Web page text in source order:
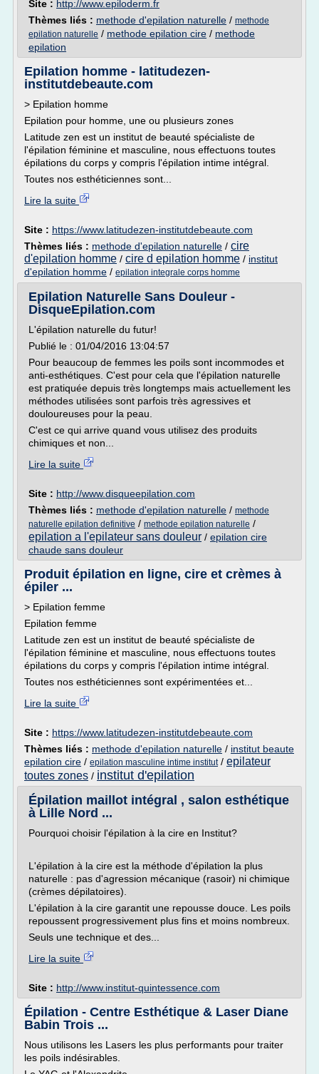
Site : http://www.epiloderm.fr
Thèmes liés : methode d'epilation naturelle / methode
epilation naturelle / methode epilation cire / methode
epilation
Epilation homme - latitudezen-
institutdebeaute.com
> Epilation homme
Epilation pour homme, une ou plusieurs zones
Latitude zen est un institut de beauté spécialiste de
l'épilation féminine et masculine, nous effectuons toutes
épilations du corps y compris l'épilation intime intégral.
Toutes nos esthéticiennes sont...
Lire la suite
Site : https://www.latitudezen-institutdebeaute.com
Thèmes liés : methode d'epilation naturelle / cire
d'epilation homme / cire d epilation homme / institut
d'epilation homme / epilation integrale corps homme
Epilation Naturelle Sans Douleur -
DisqueEpilation.com
L'épilation naturelle du futur!
Publié le : 01/04/2016 13:04:57
Pour beaucoup de femmes les poils sont incommodes et
anti-esthétiques. C'est pour cela que l'épilation naturelle
est pratiquée depuis très longtemps mais actuellement les
méthodes utilisées sont parfois très agressives et
douloureuses pour la peau.
C'est ce qui arrive quand vous utilisez des produits
chimiques et non...
Lire la suite
Site : http://www.disqueepilation.com
Thèmes liés : methode d'epilation naturelle / methode
naturelle epilation definitive / methode epilation naturelle /
epilation a l'epilateur sans douleur / epilation cire
chaude sans douleur
Produit épilation en ligne, cire et crèmes à
épiler ...
> Epilation femme
Epilation femme
Latitude zen est un institut de beauté spécialiste de
l'épilation féminine et masculine, nous effectuons toutes
épilations du corps y compris l'épilation intime intégral.
Toutes nos esthéticiennes sont expérimentées et...
Lire la suite
Site : https://www.latitudezen-institutdebeaute.com
Thèmes liés : methode d'epilation naturelle / institut beaute
epilation cire / epilation masculine intime institut/ epilateur
toutes zones / institut d'epilation
Épilation maillot intégral , salon esthétique
à Lille Nord ...
Pourquoi choisir l'épilation à la cire en Institut?
L'épilation à la cire est la méthode d'épilation la plus
naturelle : pas d'agression mécanique (rasoir) ni chimique
(crèmes dépilatoires).
L'épilation à la cire garantit une repousse douce. Les poils
repoussent progressivement plus fins et moins nombreux.
Seuls une technique et des...
Lire la suite
Site : http://www.institut-quintessence.com
Épilation - Centre Esthétique & Laser Diane
Babin Trois ...
Nous utilisons les Lasers les plus performants pour traiter
les poils indésirables.